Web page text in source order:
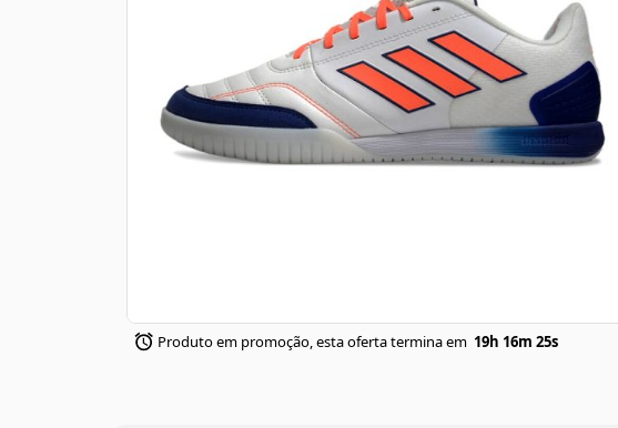
Produto em promoção, esta oferta termina em 19h 16m 24s